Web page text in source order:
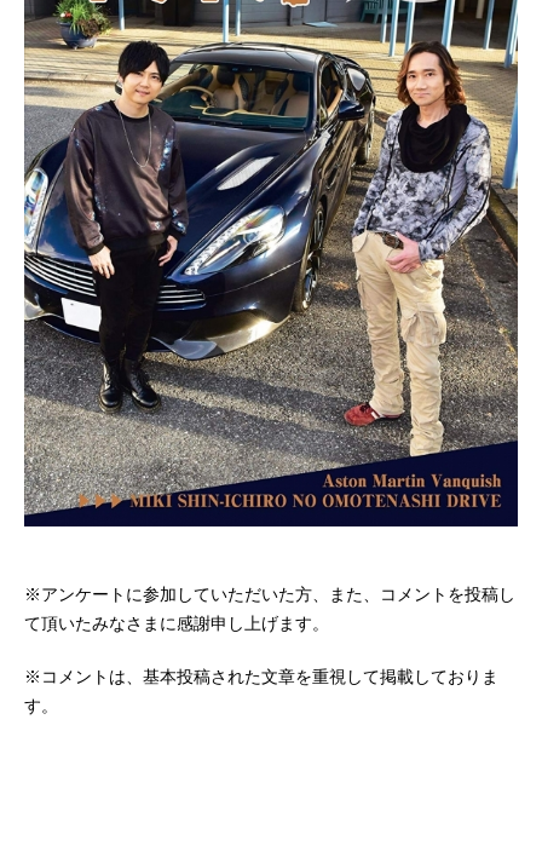
※アンケートに参加していただいた方、また、コメントを投稿し
て頂いたみなさまに感謝申し上げます。
※コメントは、基本投稿された文章を重視して掲載しておりま
す。